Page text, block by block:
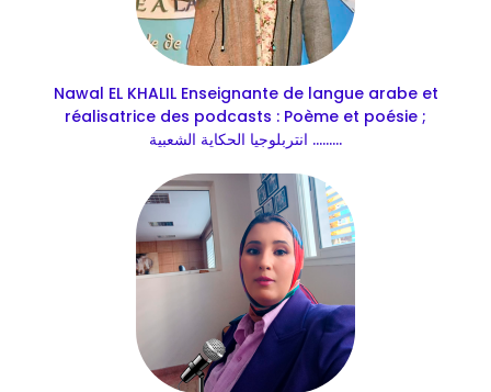
Nawal EL KHALIL Enseignante de langue arabe et
réalisatrice des podcasts : Poème et poésie ;
انتربلوجيا الحكاية الشعبية .........